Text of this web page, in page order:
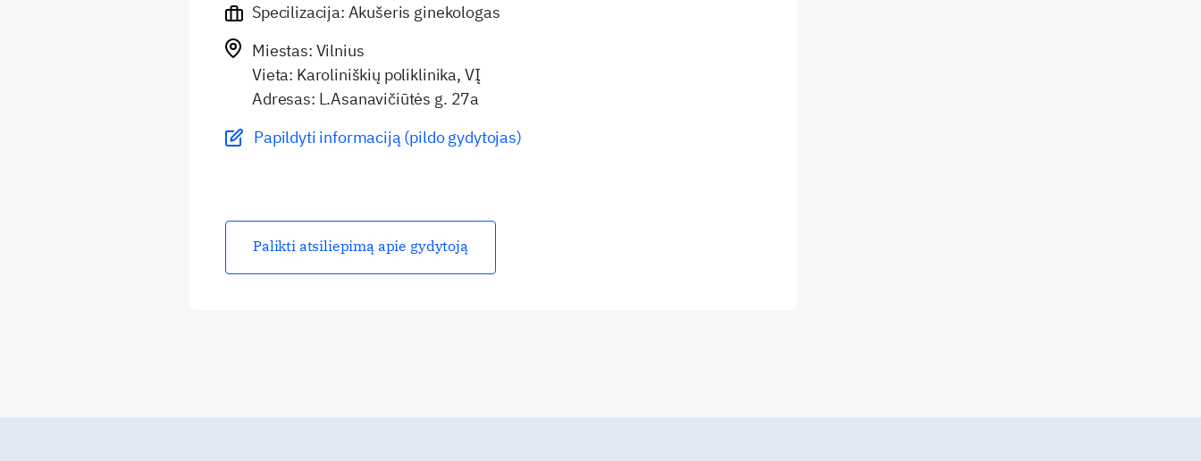
Specilizacija: Akušeris ginekologas
Miestas: Vilnius
Vieta: Karoliniškių poliklinika, VĮ
Adresas: L.Asanavičiūtės g. 27a
Papildyti informaciją (pildo gydytojas)
Palikti atsiliepimą apie gydytoją